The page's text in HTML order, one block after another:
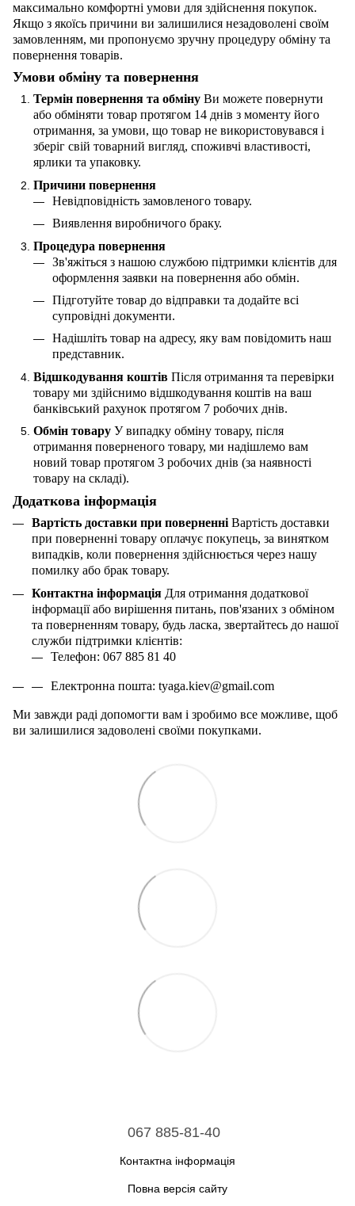
максимально комфортні умови для здійснення покупок.
Якщо з якоїсь причини ви залишилися незадоволені своїм
замовленням, ми пропонуємо зручну процедуру обміну та
повернення товарів.
Умови обміну та повернення
Термін повернення та обміну Ви можете повернути
або обміняти товар протягом 14 днів з моменту його
отримання, за умови, що товар не використовувався і
зберіг свій товарний вигляд, споживчі властивості,
ярлики та упаковку.
Причини повернення
Невідповідність замовленого товару.
Виявлення виробничого браку.
Процедура повернення
Зв'яжіться з нашою службою підтримки клієнтів для
оформлення заявки на повернення або обмін.
Підготуйте товар до відправки та додайте всі
супровідні документи.
Надішліть товар на адресу, яку вам повідомить наш
представник.
Відшкодування коштів Після отримання та перевірки
товару ми здійснимо відшкодування коштів на ваш
банківський рахунок протягом 7 робочих днів.
Обмін товару У випадку обміну товару, після
отримання поверненого товару, ми надішлемо вам
новий товар протягом 3 робочих днів (за наявності
товару на складі).
Додаткова інформація
Вартість доставки при поверненніВартість доставки
при поверненні товару оплачує покупець, за винятком
випадків, коли повернення здійснюється через нашу
помилку або брак товару.
Контактна інформація Для отримання додаткової
інформації або вирішення питань, пов'язаних з обміном
та поверненням товару, будь ласка, звертайтесь до нашої
служби підтримки клієнтів:
Телефон: 067 885 81 40
Електронна пошта: tyaga.kiev@gmail.com
Ми завжди раді допомогти вам і зробимо все можливе, щоб
ви залишилися задоволені своїми покупками.
067 885-81-40
Контактна інформація
Повна версія сайту